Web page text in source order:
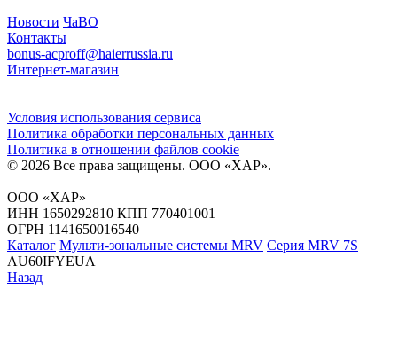
Новости ЧаВО
Контакты
bonus-acproff@haierrussia.ru
Интернет-магазин
Условия использования сервиса
Политика обработки персональных данных
Политика в отношении файлов сookie
© 2026 Все права защищены. ООО «ХАР».
ООО «ХАР»
ИНН 1650292810 КПП 770401001
ОГРН 1141650016540
Каталог Мульти-зональные системы MRV Серия MRV 7S
AU60IFYEUA
Назад